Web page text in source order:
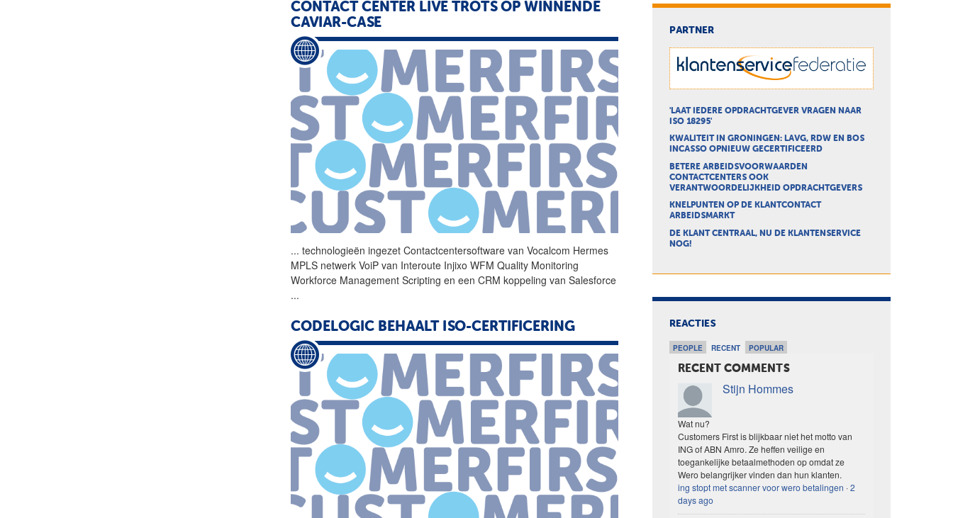
CONTACT CENTER LIVE TROTS OP WINNENDE
CAVIAR-CASE
... technologieën ingezetContactcentersoftware van Vocalcom Hermes
MPLS netwerk VoiP van Interoute Injixo WFM Quality Monitoring
Workforce Management Scripting en een CRM koppeling van Salesforce
...
CODELOGIC BEHAALT ISO-CERTIFICERING
PARTNER
'LAAT IEDERE OPDRACHTGEVER VRAGEN NAAR
ISO 18295'
KWALITEIT IN GRONINGEN: LAVG, RDW EN BOS
INCASSO OPNIEUW GECERTIFICEERD
BETERE ARBEIDSVOORWAARDEN
CONTACTCENTERS OOK
VERANTWOORDELIJKHEID OPDRACHTGEVERS
KNELPUNTEN OP DE KLANTCONTACT
ARBEIDSMARKT
DE KLANT CENTRAAL, NU DE KLANTENSERVICE
NOG!
REACTIES
PEOPLE RECENT POPULAR
RECENT COMMENTS
Stijn Hommes
Wat nu?
Customers First is blijkbaar niet het motto van
ING of ABN Amro. Ze heffen veilige en
toegankelijke betaalmethoden op omdat ze
Wero belangrijker vinden dan hun klanten.
ing stopt met scanner voor wero betalingen ·2
days ago